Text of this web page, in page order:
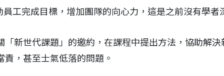
員工完成目標，增加團隊的向心力，這是之前沒有學者
「新世代課題」的邀約，在課程中提出方法，協助解
，甚至士氣低落的問題。